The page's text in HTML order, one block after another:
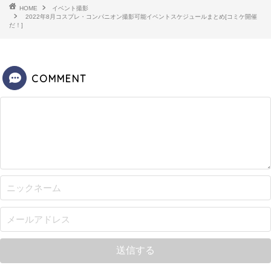
HOME
イベント撮影
2022年8月コスプレ・コンパニオン撮影可能イベントスケジュールまとめ[コミケ開催
だ！]
COMMENT